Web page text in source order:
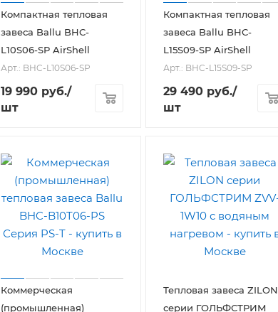
Компактная тепловая
завеса Ballu BHC-
L10S06-SP AirShell
Арт.: BHC-L10S06-SP
19 990 руб./
шт
Компактная тепловая
завеса Ballu BHC-
L15S09-SP AirShell
Арт.: BHC-L15S09-SP
29 490 руб./
шт
Коммерческая
(промышленная)
Тепловая завеса ZILON
серии ГОЛЬФСТРИМ